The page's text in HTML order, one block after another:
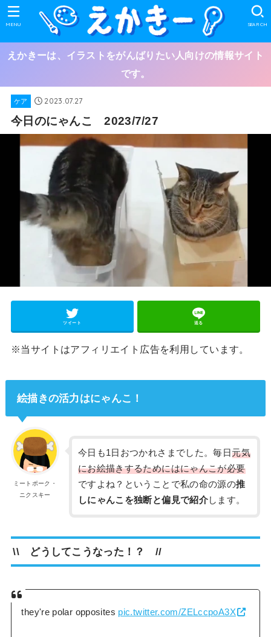
SEARCH
MENU
えかきーは、イラストをがんばりたい人向けの情報サイト
です。
ケア 2023.07.27
今日のにゃんこ 2023/7/27
ツイート 送る
※当サイトはアフィリエイト広告を利用しています。
絵描きの活力はにゃんこ！
ミートポーク・
ニクスキー
今日も1日おつかれさまでした。毎日 元気
にお絵描きするためにはにゃんこが必要
ですよね？ということで私の命の源の推
しにゃんこを独断と偏見で紹介します。
\\ どうしてこうなった！？ //
they're polar opposites pic.twitter.com/ZELccpoA3X